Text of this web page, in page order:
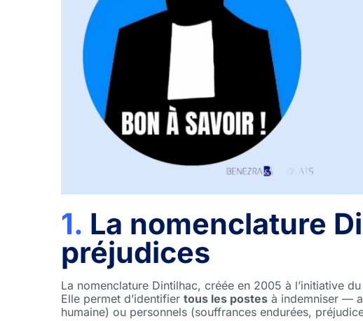
1. La nomenclature
préjudices
La nomenclature Dintilhac, créée en 2005 à l’initiative
Elle permet d’identifier tous les postes à indemniser —
humaine) ou personnels (souffrances endurées,